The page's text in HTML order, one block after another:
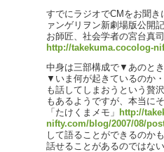
すでにラジオでCMをお聞
ァンゲリヲン新劇場版公開
お師匠、社会学者の宮台真
http://takekuma.cocolog-
中身は三部構成で▼あのと
▼いま何が起きているのか
も話してしまおうという贅
もあるようですが、本当に
「たけくまメモ」
http://
nifty.com/blog/2007/08/
して語ることができるのか
話せることがあるのではな